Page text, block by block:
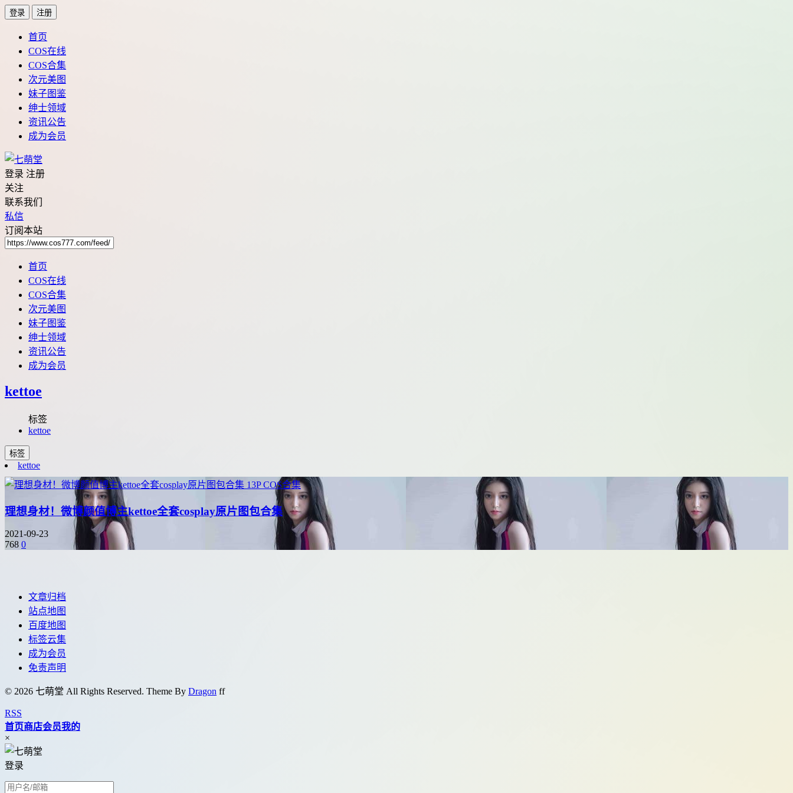
登录 注册
首页
COS在线
COS合集
次元美图
妹子图鉴
绅士领域
资讯公告
成为会员
登录 注册
关注
联系我们
私信
订阅本站
首页
COS在线
COS合集
次元美图
妹子图鉴
绅士领域
资讯公告
成为会员
kettoe
标签
kettoe
标签
kettoe
13P COS合集
理想身材！微博颜值博主kettoe全套cosplay原片图包合集
2021-09-23
768 0
文章归档
站点地图
百度地图
标签云集
成为会员
免责声明
© 2026 七萌堂 All Rights Reserved. Theme By Dragon ff
RSS
首页商店会员我的
×
登录